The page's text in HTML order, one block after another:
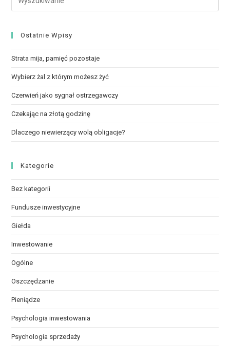
Ostatnie Wpisy
Strata mija, pamięć pozostaje
Wybierz żal z którym możesz żyć
Czerwień jako sygnał ostrzegawczy
Czekając na złotą godzinę
Dlaczego niewierzący wolą obligacje?
Kategorie
Bez kategorii
Fundusze inwestycyjne
Giełda
Inwestowanie
Ogólne
Oszczędzanie
Pieniądze
Psychologia inwestowania
Psychologia sprzedaży